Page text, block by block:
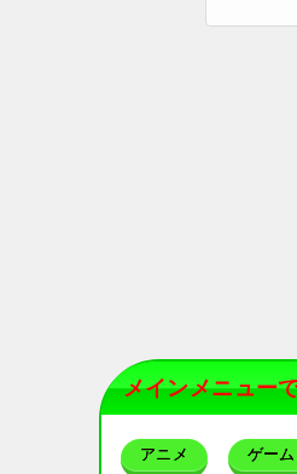
メインメニュー
アニメ ゲーム